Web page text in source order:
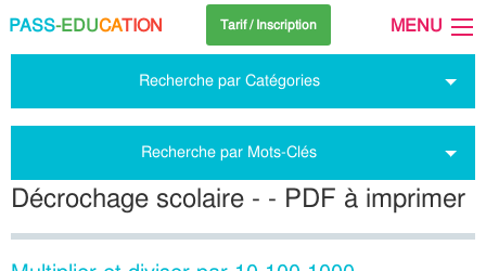
PASS-EDUCATION Tarif / Inscription MENU
Recherche par Catégories
Recherche par Mots-Clés
Décrochage scolaire - - PDF à imprimer